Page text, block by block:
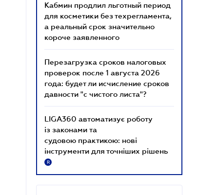
Кабмин продлил льготный период
для косметики без техрегламента,
а реальный срок значительно
короче заявленного
Перезагрузка сроков налоговых
проверок после 1 августа 2026
года: будет ли исчисление сроков
давности "с чистого листа"?
LIGA360 автоматизує роботу
із законами та
судовою практикою: нові
інструменти для точніших рішень
R